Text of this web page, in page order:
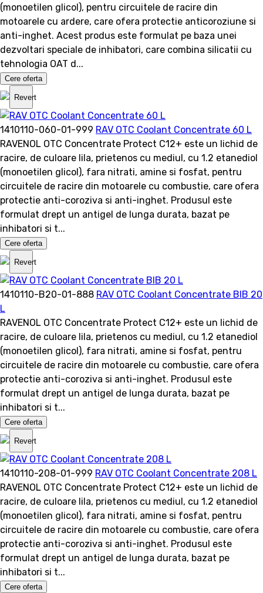
(monoetilen glicol), pentru circuitele de racire din
motoarele cu ardere, care ofera protectie anticoroziune si
anti-inghet. Acest produs este formulat pe baza unei
dezvoltari speciale de inhibatori, care combina silicatii cu
tehnologia OAT d...
Cere oferta
Revert
1410110-060-01-999 RAV OTC Coolant Concentrate 60 L
RAVENOL OTC Concentrate Protect C12+ este un lichid de
racire, de culoare lila, prietenos cu mediul, cu 1.2 etanediol
(monoetilen glicol), fara nitrati, amine si fosfat, pentru
circuitele de racire din motoarele cu combustie, care ofera
protectie anti-coroziva si anti-inghet. Produsul este
formulat drept un antigel de lunga durata, bazat pe
inhibatori si t...
Cere oferta
Revert
1410110-B20-01-888 RAV OTC Coolant Concentrate BIB 20
L
RAVENOL OTC Concentrate Protect C12+ este un lichid de
racire, de culoare lila, prietenos cu mediul, cu 1.2 etanediol
(monoetilen glicol), fara nitrati, amine si fosfat, pentru
circuitele de racire din motoarele cu combustie, care ofera
protectie anti-coroziva si anti-inghet. Produsul este
formulat drept un antigel de lunga durata, bazat pe
inhibatori si t...
Cere oferta
Revert
1410110-208-01-999 RAV OTC Coolant Concentrate 208 L
RAVENOL OTC Concentrate Protect C12+ este un lichid de
racire, de culoare lila, prietenos cu mediul, cu 1.2 etanediol
(monoetilen glicol), fara nitrati, amine si fosfat, pentru
circuitele de racire din motoarele cu combustie, care ofera
protectie anti-coroziva si anti-inghet. Produsul este
formulat drept un antigel de lunga durata, bazat pe
inhibatori si t...
Cere oferta